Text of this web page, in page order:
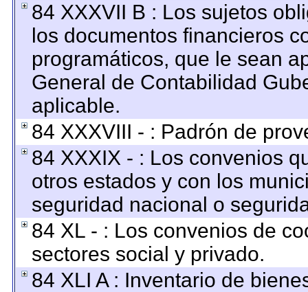
84 XXXVII B : Los sujetos
los documentos financieros
programáticos, que le sean
General de Contabilidad
aplicable.
84 XXXVIII - : Padrón de
84 XXXIX - : Los convenios
otros estados y con los
seguridad nacional o
84 XL - : Los convenios de
sectores social y privado.
84 XLI A : Inventario de